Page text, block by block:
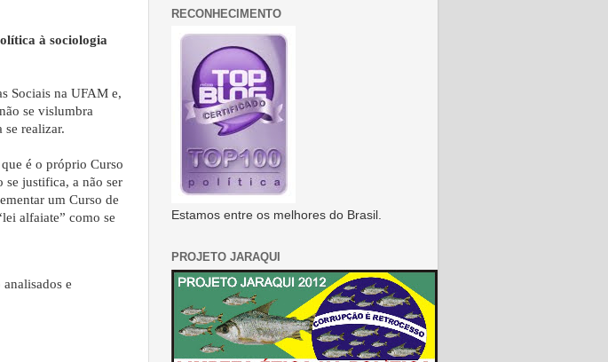
à sociologia
Sociais na UFAM e,
se vislumbra
se realizar.
é o próprio Curso
se justifica, a não ser
um Curso de
alfaiate” como se
e
RECONHECIMENTO
Estamos entre os melhores do Brasil.
PROJETO JARAQUI